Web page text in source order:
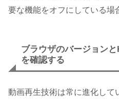
要な機能をオフにしている場
ブラウザのバージョン
を確認する
動画再生技術は常に進化して